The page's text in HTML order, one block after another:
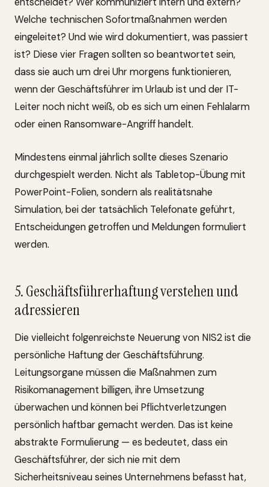
Welche technischen Sofortmaßnahmen werden
eingeleitet? Und wie wird dokumentiert, was passiert
ist? Diese vier Fragen sollten so beantwortet sein,
dass sie auch um drei Uhr morgens funktionieren,
wenn der Geschäftsführer im Urlaub ist und der IT-
Leiter noch nicht weiß, ob es sich um einen Fehlalarm
oder einen Ransomware-Angriff handelt.
Mindestens einmal jährlich sollte dieses Szenario
durchgespielt werden. Nicht als Tabletop-Übung mit
PowerPoint-Folien, sondern als realitätsnahe
Simulation, bei der tatsächlich Telefonate geführt,
Entscheidungen getroffen und Meldungen formuliert
werden.
5. Geschäftsführerhaftung verstehen und
adressieren
Die vielleicht folgenreichste Neuerung von NIS2 ist die
persönliche Haftung der Geschäftsführung.
Leitungsorgane müssen die Maßnahmen zum
Risikomanagement billigen, ihre Umsetzung
überwachen und können bei Pflichtverletzungen
persönlich haftbar gemacht werden. Das ist keine
abstrakte Formulierung — es bedeutet, dass ein
Geschäftsführer, der sich nie mit dem
Sicherheitsniveau seines Unternehmens befasst hat,